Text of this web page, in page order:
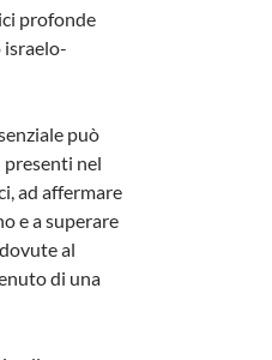
profonde
israelo-
può
nel
ad affermare
e a superare
al
di una